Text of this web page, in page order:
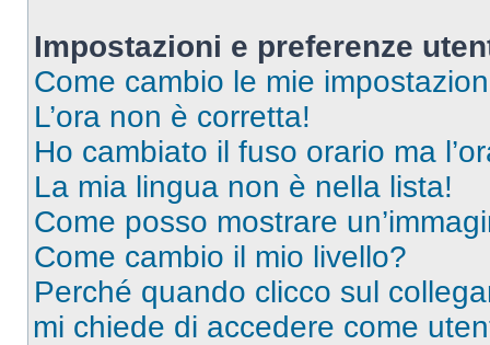
Impostazioni e preferenze
Come cambio le mie
L’ora non è corretta!
Ho cambiato il fuso orario ma
La mia lingua non è nella lista!
Come posso mostrare
Come cambio il mio livello?
Perché quando clicco sul
mi chiede di accedere come